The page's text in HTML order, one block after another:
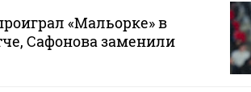
«Мальорке» в
Сафонова заменили